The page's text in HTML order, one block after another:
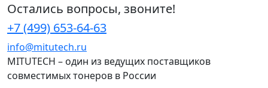
Остались вопросы, звоните!
+7 (499) 653-64-63
info@mitutech.ru
MITUTECH – один из ведущих поставщиков
совместимых тонеров в России